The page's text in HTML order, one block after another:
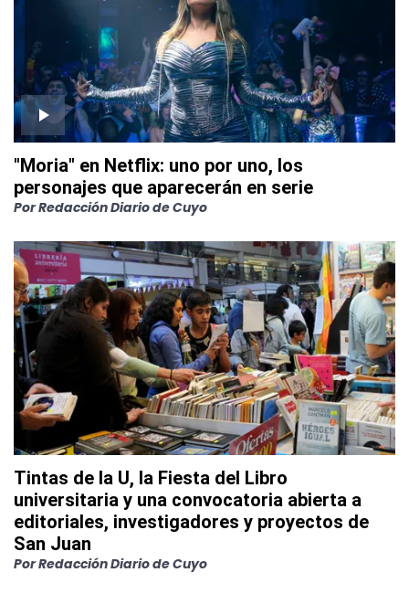
"Moria" en Netflix: uno por uno, los
personajes que aparecerán en serie
PorRedacción Diario de Cuyo
Tintas de la U, la Fiesta del Libro
universitaria y una convocatoria abierta a
editoriales, investigadores y proyectos de
San Juan
PorRedacción Diario de Cuyo